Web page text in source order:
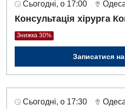
Сьогодні, о 17:00
Консультація хірурга
Знижка 30%
Записатися
Сьогодні, о 17:30